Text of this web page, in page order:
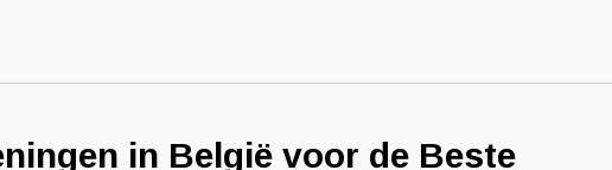
in België voor de Beste